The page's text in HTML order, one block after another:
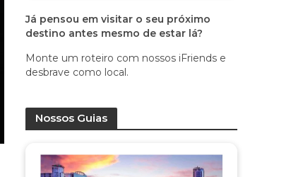
Já pensou em visitar o seu próximo
destino antes mesmo de estar lá?
Monte um roteiro com nossos iFriends e
desbrave como local.
Nossos Guias